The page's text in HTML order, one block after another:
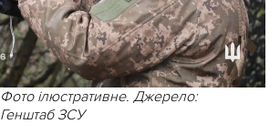
Фото ілюстративне. Джерело:
Генштаб ЗСУ